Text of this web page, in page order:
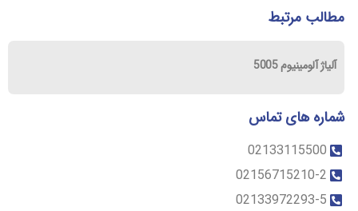
مطالب مرتبط
آلیاژ آلومینیوم 5005
شماره های تماس
02133115500
02156715210-2
02133972293-5